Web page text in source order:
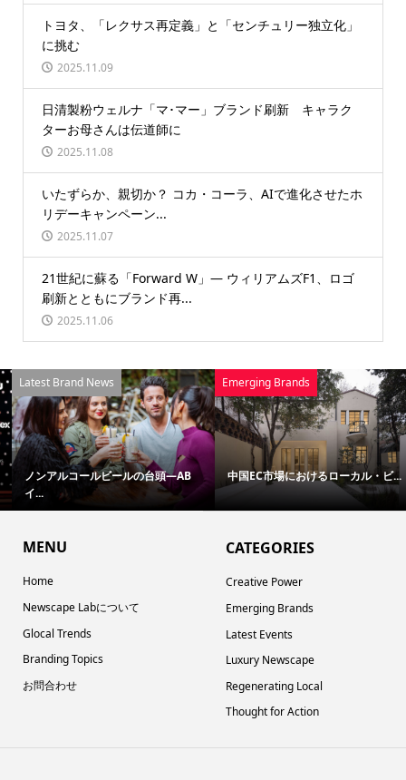
トヨタ、「レクサス再定義」と「センチュリー独立化」
に挑む
2025.11.09
日清製粉ウェルナ「マ･マー」ブランド刷新 キャラク
ターお母さんは伝道師に
2025.11.08
いたずらか、親切か？ コカ・コーラ、AIで進化させたホ
リデーキャンペーン...
2025.11.07
21世紀に蘇る「Forward W」― ウィリアムズF1、ロゴ
刷新とともにブランド再...
2025.11.06
Latest Brand News
ノンアルコールビールの台頭—AB
イ...
Emerging Brands
中国EC市場におけるローカル・ビ...
MENU
Home
Newscape Labについて
Glocal Trends
Branding Topics
お問合わせ
CATEGORIES
Creative Power
Emerging Brands
Latest Events
Luxury Newscape
Regenerating Local
Thought for Action